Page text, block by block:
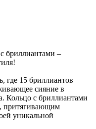
бриллиантами –
где 15 бриллиантов
сияние в
Кольцо с бриллиантами
притягивающим
уникальной